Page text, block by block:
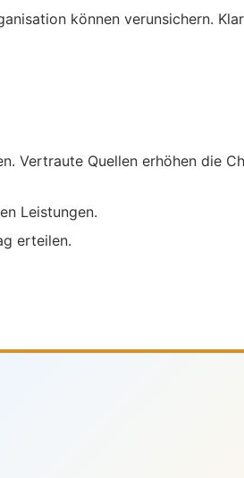
können verunsichern.
Vertraute Quellen erhöhen die
Leistungen.
erteilen.